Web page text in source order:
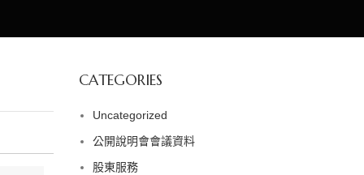
CATEGORIES
Uncategorized
公開說明會會議資料
股東服務